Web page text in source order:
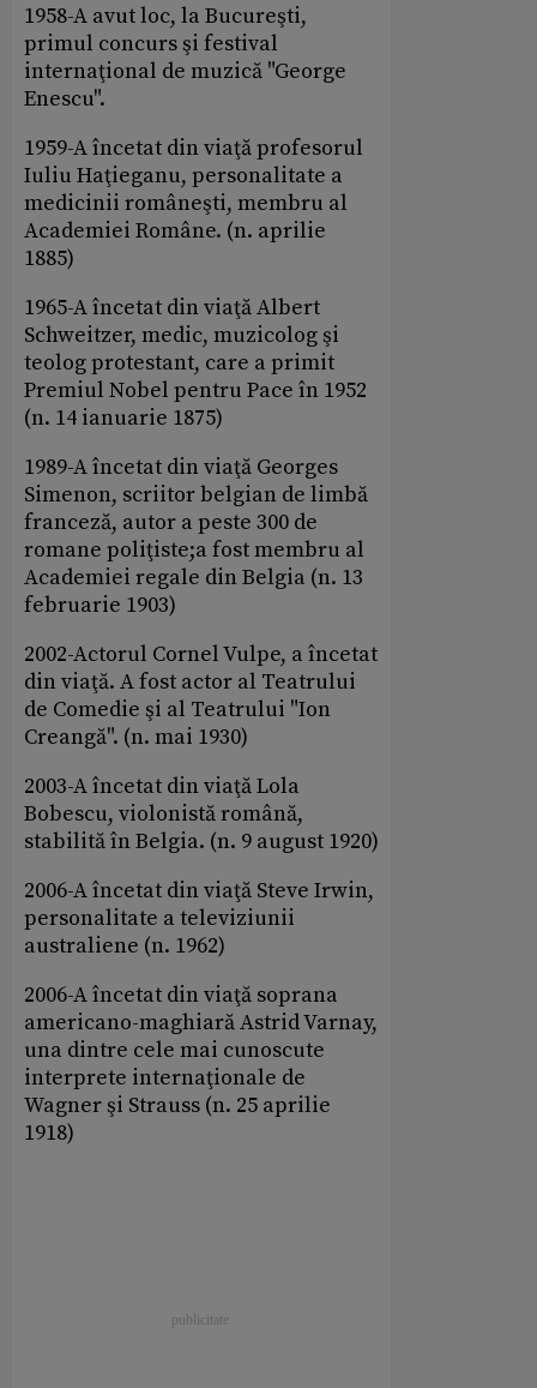
1958-A avut loc, la Bucureşti,
primul concurs şi festival
internaţional de muzică "George
Enescu".
1959-A încetat din viaţă profesorul
Iuliu Haţieganu, personalitate a
medicinii româneşti, membru al
Academiei Române. (n. aprilie
1885)
1965-A încetat din viaţă Albert
Schweitzer, medic, muzicolog şi
teolog protestant, care a primit
Premiul Nobel pentru Pace în 1952
(n. 14 ianuarie 1875)
1989-A încetat din viaţă Georges
Simenon, scriitor belgian de limbă
franceză, autor a peste 300 de
romane poliţiste;a fost membru al
Academiei regale din Belgia (n. 13
februarie 1903)
2002-Actorul Cornel Vulpe, a încetat
din viaţă. A fost actor al Teatrului
de Comedie şi al Teatrului "Ion
Creangă". (n. mai 1930)
2003-A încetat din viaţă Lola
Bobescu, violonistă română,
stabilită în Belgia. (n. 9 august 1920)
2006-A încetat din viaţă Steve Irwin,
personalitate a televiziunii
australiene (n. 1962)
2006-A încetat din viaţă soprana
americano-maghiară Astrid Varnay,
una dintre cele mai cunoscute
interprete internaţionale de
Wagner şi Strauss (n. 25 aprilie
1918)